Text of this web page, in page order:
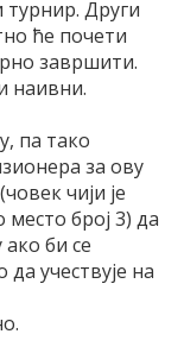
турнир. Други
ће почети
завршити.
наивни.
па тако
за ову
чији је
број 3) да
ако би се
учествује на